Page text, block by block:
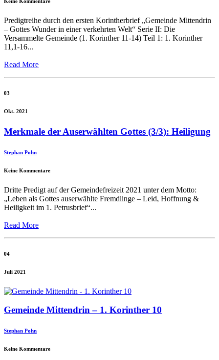
Predigtreihe durch den ersten Korintherbrief „Gemeinde Mittendrin
– Gottes Wunder in einer verkehrten Welt“ Serie II: Die
Versammelte Gemeinde (1. Korinther 11-14) Teil 1: 1. Korinther
11,1-16...
Read More
03
Okt. 2021
Merkmale der Auserwählten Gottes (3/3): Heiligung
Stephan Pohn
Keine Kommentare
Dritte Predigt auf der Gemeindefreizeit 2021 unter dem Motto:
„Leben als Gottes auserwählte Fremdlinge – Leid, Hoffnung &
Heiligkeit im 1. Petrusbrief“...
Read More
04
Juli 2021
Gemeinde Mittendrin – 1. Korinther 10
Stephan Pohn
Keine Kommentare